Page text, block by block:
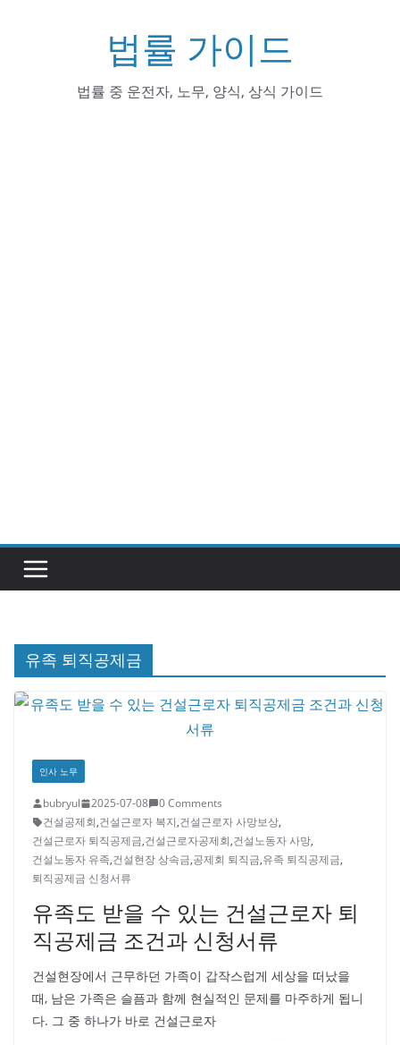
법률 가이드
법률 중 운전자, 노무, 양식, 상식 가이드
유족 퇴직공제금
인사 노무
bubryul 2025-07-08
0 Comments
건설공제회,건설근로자 복지,건설근로자 사망보상,
건설근로자 퇴직공제금,건설근로자공제회,건설노동자 사망,
건설노동자 유족,건설현장 상속금,공제회 퇴직금,유족 퇴직공제금,
퇴직공제금 신청서류
유족도 받을 수 있는 건설근로자 퇴
직공제금 조건과 신청서류
건설현장에서 근무하던 가족이 갑작스럽게 세상을 떠났을
때, 남은 가족은 슬픔과 함께 현실적인 문제를 마주하게 됩니
다. 그 중 하나가 바로 건설근로자